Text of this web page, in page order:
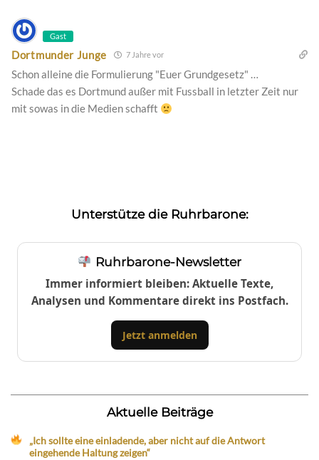
Gast
Dortmunder Junge 7 Jahre vor
Schon alleine die Formulierung "Euer Grundgesetz" …
Schade das es Dortmund außer mit Fussball in letzter Zeit nur
mit sowas in die Medien schafft
Unterstütze die Ruhrbarone:
Ruhrbarone-Newsletter
Immer informiert bleiben: Aktuelle Texte,
Analysen und Kommentare direkt ins Postfach.
Jetzt anmelden
Aktuelle Beiträge
„Ich sollte eine einladende, aber nicht auf die Antwort
eingehende Haltung zeigen“